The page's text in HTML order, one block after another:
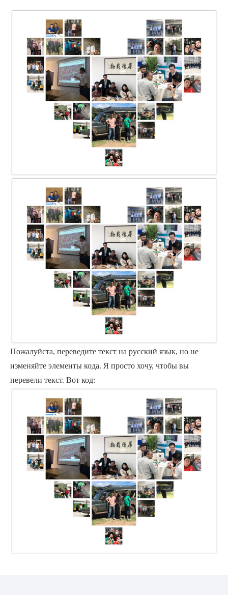
Пожалуйста, переведите текст на русский язык, но не
изменяйте элементы кода. Я просто хочу, чтобы вы
перевели текст. Вот код: